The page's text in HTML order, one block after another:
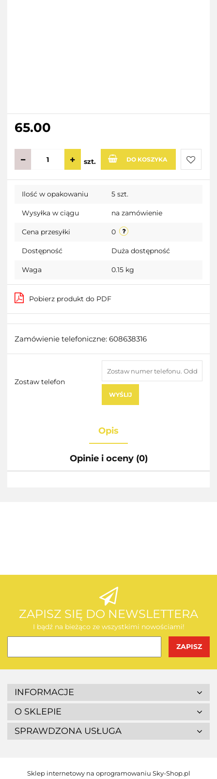
65.00
szt. DO KOSZYKA
Do
Ilość w opakowaniu 5 szt.
Wysyłka w ciągu na zamówienie
Cena przesyłki 0
Dostępność Duża dostępność
Waga 0.15 kg
Pobierz produkt do PDF
Zamówienie telefoniczne: 608638316
Zostaw telefon
WYŚLIJ
Opis
Opinie i oceny (0)
AEG
ZAPISZ SIĘ DO NEWSLETTERA
I bądź na bieżąco ze wszystkimi nowościami!
INFORMACJE
O SKLEPIE
SPRAWDZONA USŁUGA
Sklep internetowy na oprogramowaniu Sky-Shop.pl